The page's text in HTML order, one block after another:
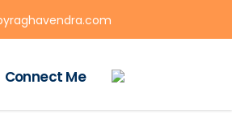
Connect Me